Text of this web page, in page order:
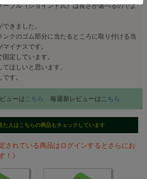
ーブル（ジョイント式）は長さが選べるのでよ
きました。
ンクのゴム部分に当たるところに取り付ける当
イナスです。
定しています。
ほしいと思います。
す。
ューは こちら 毎週新レビューは こちら
た人はこちらの商品もチェックしています
されている商品はログインするとさらにお
！》